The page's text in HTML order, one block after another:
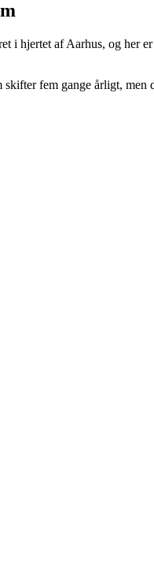
i hjertet af Aarhus, og her
fem gange årligt,